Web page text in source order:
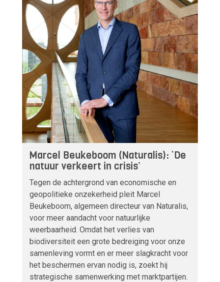
Marcel Beukeboom (Naturalis): ‘De
natuur verkeert in crisis’
Tegen de achtergrond van economische en
geopolitieke onzekerheid pleit Marcel
Beukeboom, algemeen directeur van Naturalis,
voor meer aandacht voor natuurlijke
weerbaarheid. Omdat het verlies van
biodiversiteit een grote bedreiging voor onze
samenleving vormt en er meer slagkracht voor
het beschermen ervan nodig is, zoekt hij
strategische samenwerking met marktpartijen.